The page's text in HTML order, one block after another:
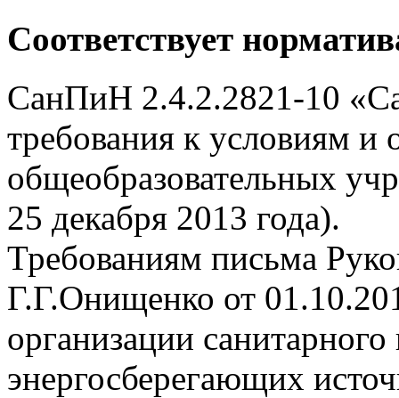
Соответствует
СанПиН 2.4.2.2821-10
требования к условиям и
общеобразовательных
25 декабря 2013 года).
Требованиям письма
Г.Г.Онищенко от
организации
энергосберегающих